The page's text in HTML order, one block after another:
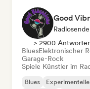
Good
> 2900
BluesElektronischer
Garage-Rock
Spiele Künstler im
Blues